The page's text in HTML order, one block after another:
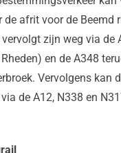
de afrit voor de Beemd
zijn weg via de
en de A348
Vervolgens kan
de A12, N338 en